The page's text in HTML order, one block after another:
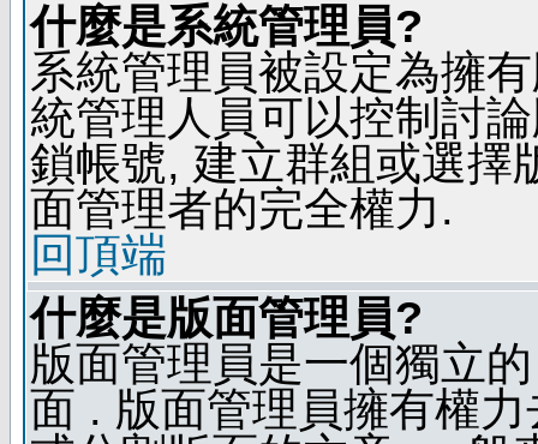
什麼是系統管理員?
系統管理員被設定為擁
統管理人員可以控制討
鎖帳號, 建立群組或選擇
面管理者的完全權力.
回頂端
什麼是版面管理員?
版面管理員是一個獨立
面 . 版面管理員擁有權